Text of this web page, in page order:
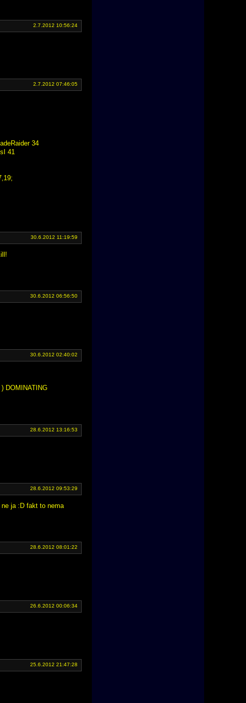
2.7.2012 10:56:24
2.7.2012 07:46:05
34
41
30.6.2012 11:19:59
30.6.2012 06:56:50
30.6.2012 02:40:02
DOMINATING
28.6.2012 13:16:53
28.6.2012 09:53:29
ja :D fakt to nema
28.6.2012 08:01:22
26.6.2012 00:06:34
25.6.2012 21:47:28